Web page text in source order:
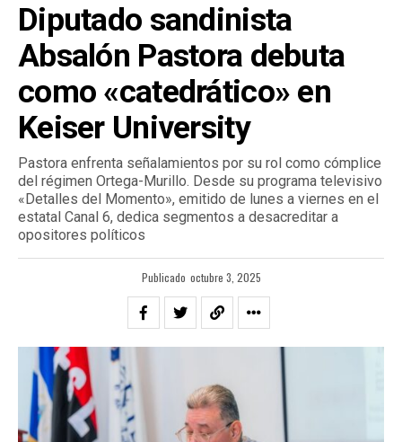
Diputado sandinista
Absalón Pastora debuta
como «catedrático» en
Keiser University
Pastora enfrenta señalamientos por su rol como cómplice
del régimen Ortega-Murillo. Desde su programa televisivo
«Detalles del Momento», emitido de lunes a viernes en el
estatal Canal 6, dedica segmentos a desacreditar a
opositores políticos
Publicado octubre 3, 2025